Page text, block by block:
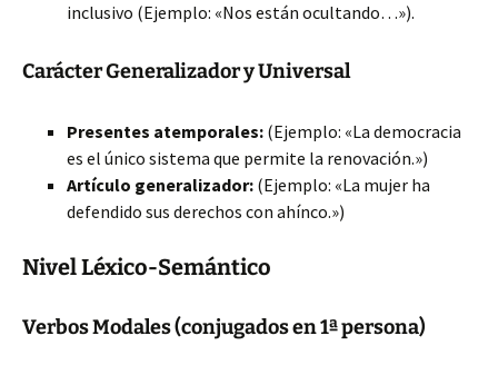
inclusivo (Ejemplo: «Nos están ocultando…»).
Carácter Generalizador y Universal
Presentes atemporales: (Ejemplo: «La democracia
es el único sistema que permite la renovación.»)
Artículo generalizador: (Ejemplo: «La mujer ha
defendido sus derechos con ahínco.»)
Nivel Léxico-Semántico
Verbos Modales (conjugados en 1ª persona)